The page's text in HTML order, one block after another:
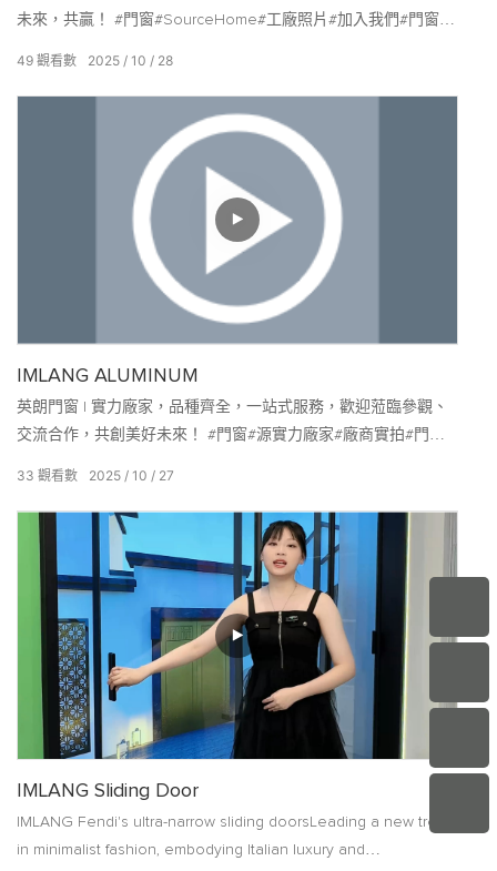
未來，共贏！ #門窗#SourceHome#工廠照片#加入我們#門窗工
2025 10 28
49 觀看數
IMLANG ALUMINUM
英朗門窗 | 實力廠家，品種齊全，一站式服務，歡迎蒞臨參觀、
交流合作，共創美好未來！ #門窗#源實力廠家#廠商實拍#門窗
2025 10 27
33 觀看數
IMLANG Sliding Door
IMLANG Fendi's ultra-narrow sliding doorsLeading a new trend
in minimalist fashion, embodying Italian luxury and